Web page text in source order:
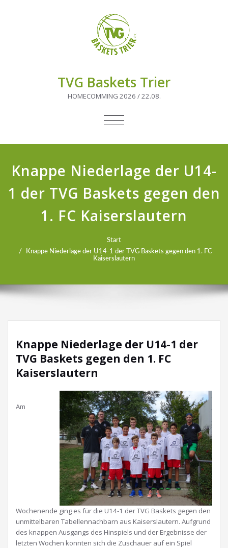
TVG Baskets Trier
HOMECOMMING 2026 / 22.08.
NAVIGATION
Knappe Niederlage der U14-
1 der TVG Baskets gegen den
1. FC Kaiserslautern
Start
Knappe Niederlage der U14-1 der TVG Baskets gegen den 1. FC
Kaiserslautern
Knappe Niederlage der U14-1 der
TVG Baskets gegen den 1. FC
Kaiserslautern
Am
Wochenende ging es für die U14-1 der TVG Baskets gegen den
unmittelbaren Tabellennachbarn aus Kaiserslautern. Aufgrund
des knappen Ausgangs des Hinspiels und der Ergebnisse der
letzten Wochen konnten sich die Zuschauer auf ein Spiel